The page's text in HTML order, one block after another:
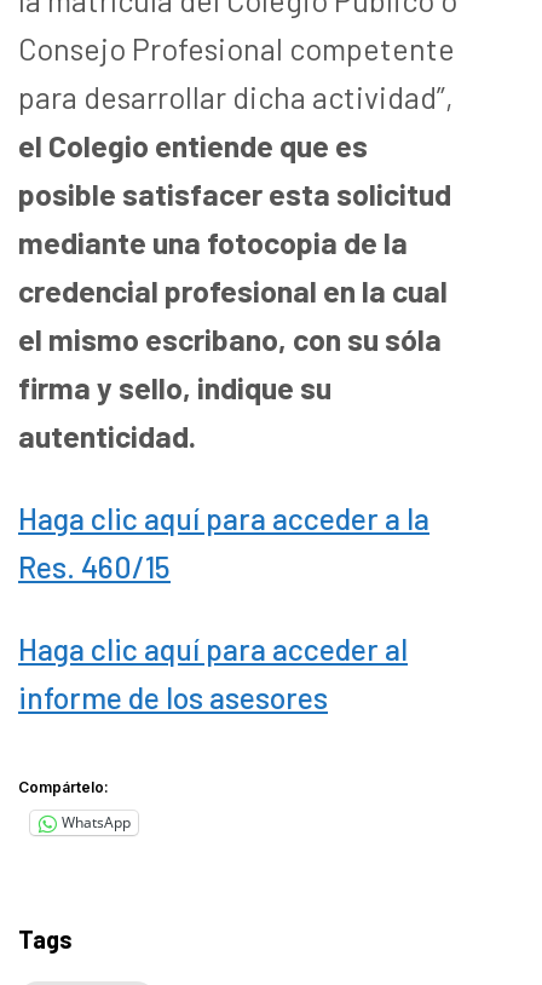
Consejo Profesional competente
para desarrollar dicha actividad”,
el Colegio entiende que es
posible satisfacer esta solicitud
mediante una fotocopia de la
credencial profesional en la cual
el mismo escribano, con su sóla
firma y sello, indique su
autenticidad.
Haga clic aquí para acceder a la
Res. 460/15
Haga clic aquí para acceder al
informe de los asesores
Compártelo:
WhatsApp
Tags